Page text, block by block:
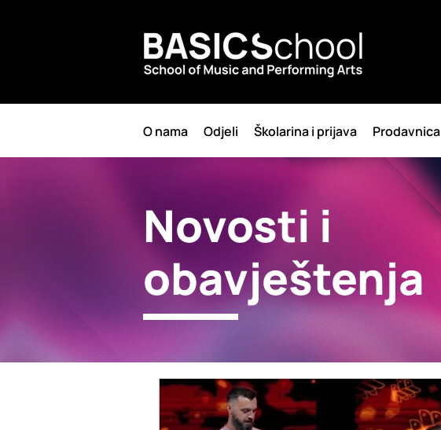
O nama Odjeli Školarina i prijava Prodavnica
Novosti i
obavještenja